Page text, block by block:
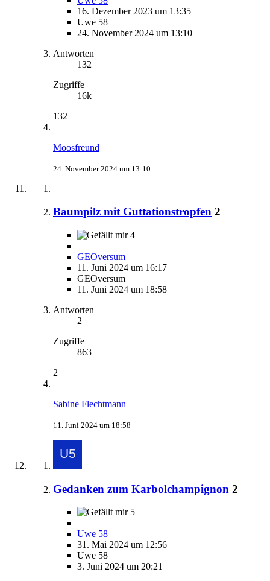
16. Dezember 2023 um 13:35
Uwe 58
24. November 2024 um 13:10
Antworten
132
Zugriffe
16k
132
Moosfreund
24. November 2024 um 13:10
Baumpilz mit Guttationstropfen 2
4
GEOversum
11. Juni 2024 um 16:17
GEOversum
11. Juni 2024 um 18:58
Antworten
2
Zugriffe
863
2
Sabine Flechtmann
11. Juni 2024 um 18:58
Gedanken zum Karbolchampignon 2
5
Uwe 58
31. Mai 2024 um 12:56
Uwe 58
3. Juni 2024 um 20:21